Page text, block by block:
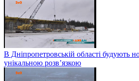
В Дніпропетровській області будують
унікальною розв’язкою